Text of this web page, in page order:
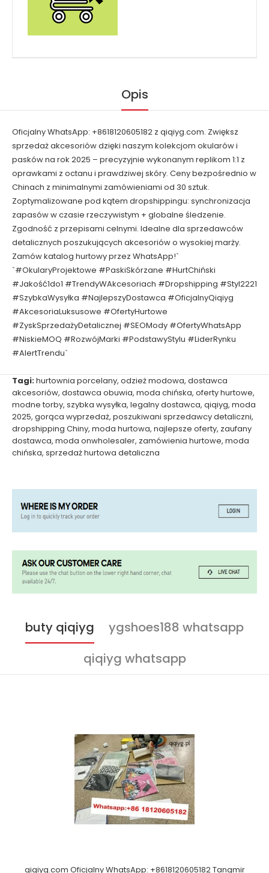
Opis
Oficjalny WhatsApp: +8618120605182 z qiqiyg.com. Zwiększ
sprzedaż akcesoriów dzięki naszym kolekcjom okularów i
pasków na rok 2025 – precyzyjnie wykonanym replikom 1:1 z
oprawkami z octanu i prawdziwej skóry. Ceny bezpośrednio w
Chinach z minimalnymi zamówieniami od 30 sztuk.
Zoptymalizowane pod kątem dropshippingu: synchronizacja
zapasów w czasie rzeczywistym + globalne śledzenie.
Zgodność z przepisami celnymi. Idealne dla sprzedawców
detalicznych poszukujących akcesoriów o wysokiej marży.
Zamów katalog hurtowy przez WhatsApp!`
`#OkularyProjektowe #PaskiSkórzane #HurtChiński
#Jakość1do1 #TrendyWAkcesoriach #Dropshipping #Styl2221
#SzybkaWysyłka #NajlepszyDostawca #OficjalnyQiqiyg
#AkcesoriaLuksusowe #OfertyHurtowe
#ZyskSprzedażyDetalicznej #SEOMody #OfertyWhatsApp
#NiskieMOQ #RozwójMarki #PodstawyStylu #LiderRynku
#AlertTrendu`
Tagi:hurtownia porcelany, odzież modowa, dostawca
akcesoriów, dostawca obuwia, moda chińska, oferty hurtowe,
modne torby, szybka wysyłka, legalny dostawca, qiqiyg, moda
2025, gorąca wyprzedaż, poszukiwani sprzedawcy detaliczni,
dropshipping Chiny, moda hurtowa, najlepsze oferty, zaufany
dostawca, moda onwholesaler, zamówienia hurtowe, moda
chińska, sprzedaż hurtowa detaliczna
buty qiqiyg
ygshoes188 whatsapp
qiqiyg whatsapp
qiqiyg.com Oficjalny WhatsApp: +8618120605182 Tangmir